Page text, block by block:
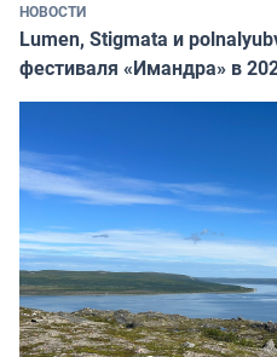
НОВОСТИ
Lumen, Stigmata и
фестиваля «Имандра» в